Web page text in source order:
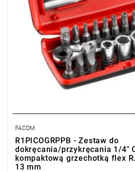
FACOM
R1PICOGRPPB - Zestaw do
dokręcania/przykręcania 1/4"
kompaktową grzechotką flex
13 mm